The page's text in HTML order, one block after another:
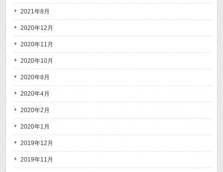
2021年8月
2020年12月
2020年11月
2020年10月
2020年8月
2020年4月
2020年2月
2020年1月
2019年12月
2019年11月